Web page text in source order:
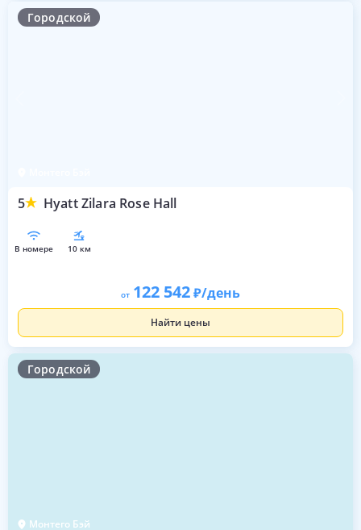
Городской
5 Hyatt Zilara Rose Hall
в номере 10 км
от 122 542 /день
Найти цены
Городской
Монтего Бэй